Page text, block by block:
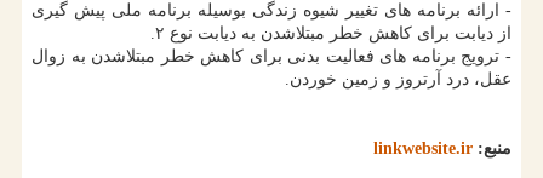
- ارائه برنامه های تغییر شیوه زندگی بوسیله برنامه ملی پیش گیری
از دیابت برای کاهش خطر مبتلاشدن به دیابت نوع ۲.
- ترویج برنامه های فعالیت بدنی برای کاهش خطر مبتلاشدن به زوال
عقل، درد آرتروز و زمین خوردن.
منبع: linkwebsite.ir